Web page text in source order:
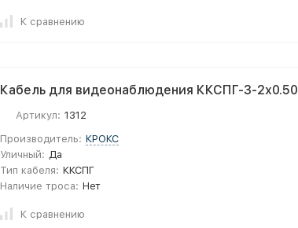
К сравнению
Кабель для видеонаблюдения ККСПГ-3-2х0.50
Артикул: 1312
Производитель: КРОКС
Уличный: Да
Тип кабеля: ККСПГ
Наличие троса: Нет
К сравнению